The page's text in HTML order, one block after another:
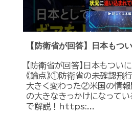
【防衛省が回答】日本もつ
【防衛省が回答】日本もつい
《論点》①防衛省の未確認飛
大きく変わった②米国の情
の大きなきっかけになって
で解説！https:...